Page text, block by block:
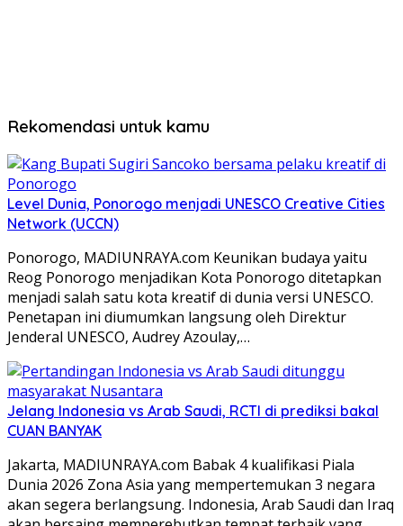
Rekomendasi untuk kamu
Level Dunia, Ponorogo menjadi UNESCO Creative Cities
Network (UCCN)
Ponorogo, MADIUNRAYA.com Keunikan budaya yaitu
Reog Ponorogo menjadikan Kota Ponorogo ditetapkan
menjadi salah satu kota kreatif di dunia versi UNESCO.
Penetapan ini diumumkan langsung oleh Direktur
Jenderal UNESCO, Audrey Azoulay,…
Jelang Indonesia vs Arab Saudi, RCTI di prediksi bakal
CUAN BANYAK
Jakarta, MADIUNRAYA.com Babak 4 kualifikasi Piala
Dunia 2026 Zona Asia yang mempertemukan 3 negara
akan segera berlangsung. Indonesia, Arab Saudi dan Iraq